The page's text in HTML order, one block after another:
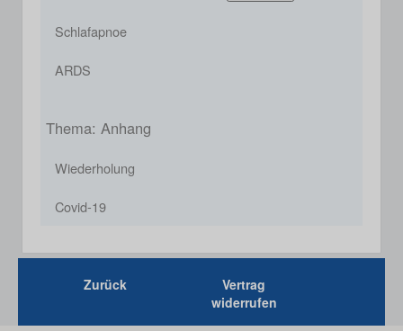
Schlafapnoe
ARDS
Thema: Anhang
Wiederholung
Covid-19
Zurück
Vertrag
widerrufen